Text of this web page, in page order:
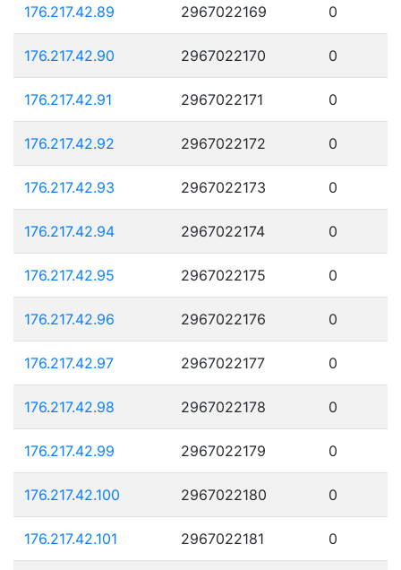
176.217.42.89 2967022169 0
176.217.42.90 2967022170 0
176.217.42.91 2967022171 0
176.217.42.92 2967022172 0
176.217.42.93 2967022173 0
176.217.42.94 2967022174 0
176.217.42.95 2967022175 0
176.217.42.96 2967022176 0
176.217.42.97 2967022177 0
176.217.42.98 2967022178 0
176.217.42.99 2967022179 0
176.217.42.100 2967022180 0
176.217.42.101 2967022181 0